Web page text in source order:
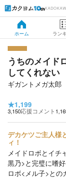
ホーム ラン
うちのメイド
してくれない
ギガントメガ太郎
★1,199
3,150応援コメント
デカケツご主人様
ィ！
メイドロボとイチ
黒乃>と完璧に嗜
ロボ<メル子>との